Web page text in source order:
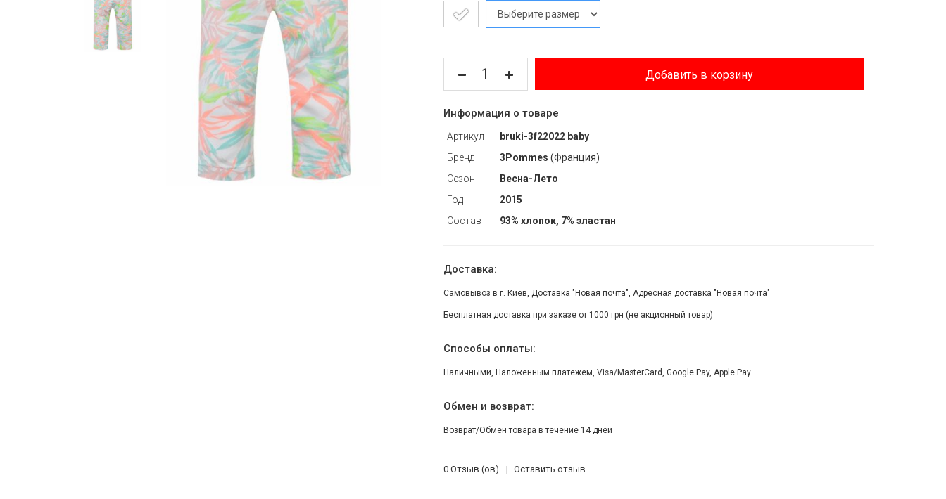
Добавить в корзину
Информация о товаре
Артикул
bruki-3f22022 baby
Бренд
3Pommes (Франция)
Сезон
Весна-Лето
Год
2015
Состав
93% хлопок, 7% эластан
Доставка:
Самовывоз в г. Киев, Доставка "Новая почта", Адресная доставка "Новая почта"
Бесплатная доставка при заказе от 1000 грн (не акционный товар)
Способы оплаты:
Наличными, Наложенным платежем, Visa/MasterCard, Google Pay, Apple Pay
Обмен и возврат:
Возврат/Обмен товара в течение 14 дней
0 Отзыв (ов) Оставить отзыв